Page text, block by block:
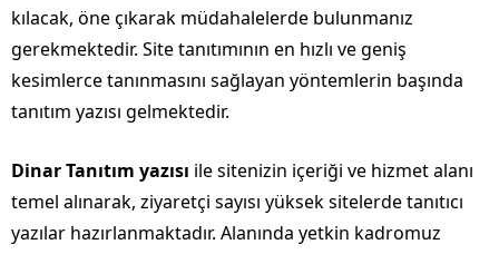
kılacak, öne çıkarak müdahalelerde bulunmanız
gerekmektedir. Site tanıtımının en hızlı ve geniş
kesimlerce tanınmasını sağlayan yöntemlerin başında
tanıtım yazısı gelmektedir.
Dinar Tanıtım yazısı ile sitenizin içeriği ve hizmet alanı
temel alınarak, ziyaretçi sayısı yüksek sitelerde tanıtıcı
yazılar hazırlanmaktadır. Alanında yetkin kadromuz